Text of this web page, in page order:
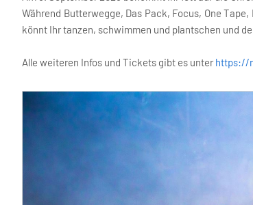
Während Butterwegge, Das Pack, Focus, One
könnt Ihr tanzen, schwimmen und plantschen und
Alle weiteren Infos und Tickets gibt es unter https://